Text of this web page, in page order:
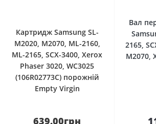
Картридж Samsung SL-
M2020, M2070, ML-2160,
ML-2165, SCX-3400, Xerox
Phaser 3020, WC3025
(106R02773C) порожній
Empty Virgin
639.00грн
Вал
2165,
M2070,